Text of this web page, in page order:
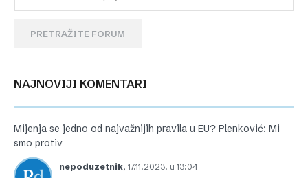
PRETRAŽITE FORUM
NAJNOVIJI KOMENTARI
Mijenja se jedno od najvažnijih pravila u EU? Plenković: Mi
smo protiv
nepoduzetnik, 17.11.2023. u 13:04